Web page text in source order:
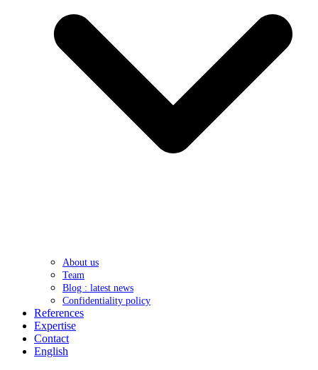
About us
Team
Blog : latest news
Confidentiality policy
References
Expertise
Contact
English